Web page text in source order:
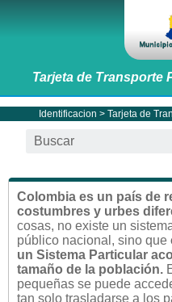
Tarjeta de Transporte
Identificacion > Tarjeta de
Colombia es un país de
costumbres y urbes
cosas, no existe un
público nacional, sino que
un Sistema Particular
tamaño de la población.
pequeñas se puede
tan solo trasladarse a los